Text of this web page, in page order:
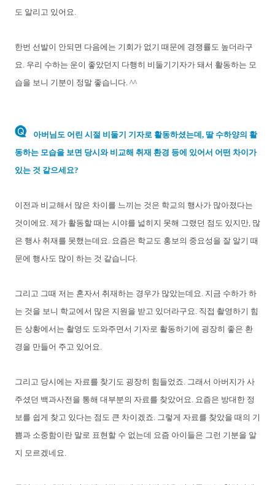
도 알리고 있어요.
한번 선발이 안되면 다음에는 기회가 없기 때문에 경쟁률도 높더라구
요. 우리 수하는 운이 좋았던지 다행히 비둘기기자가 돼서 활동하는 모
습을 보니 기분이 정말 좋습니다. ^^
아버님도 어린 시절 비둘기 기자로 활동하셨는데, 딸 수하양의 활
동하는 모습을 보면 당시와 비교해 취재 환경 등에 있어서 어떤 차이가
있는 것 같으세요?
이전과 비교해서 많은 차이를 느끼는 것은 학교의 행사가 많아졌다는
것이에요. 제가 활동할 때는 시야를 넓히지 못해 그랬던 점도 있지만, 많
은 행사 취재를 못했는데요. 요즘은 학교도 홍보의 중요성을 잘 알기 때
문에 행사도 많이 하는 것 같습니다.
그리고 그때 저는 혼자서 취재하는 경우가 많았는데요. 지금 수하가 하
는 것을 보니 학교에서 많은 지원을 받고 있더라구요. 직접 촬영하기 힘
든 상황에서는 촬영도 도와주면서 기자로 활동하기에 굉장히 좋은 환
경을 만들어 주고 있어요.
그리고 당시에는 자료를 찾기도 굉장히 힘들었죠. 그래서 아버지가 사
주셨던 백과사전을 통해 대부분의 자료를 찾았어요. 요즘은 방대한 정
보를 쉽게 찾고 있다는 점도 큰 차이겠죠. 그렇게 자료를 찾았을 때의 기
쁨과 소중함이란 말로 표현할 수 없는데 요즘 아이들은 그런 기분을 알
지 모르겠네요.